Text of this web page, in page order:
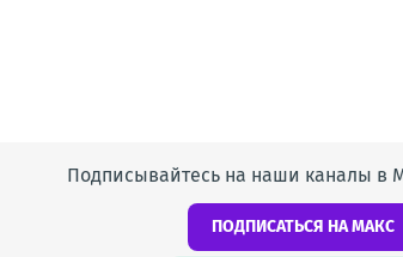
Подписывайтесь на наши каналы в
ПОДПИСАТЬСЯ НА МАКС